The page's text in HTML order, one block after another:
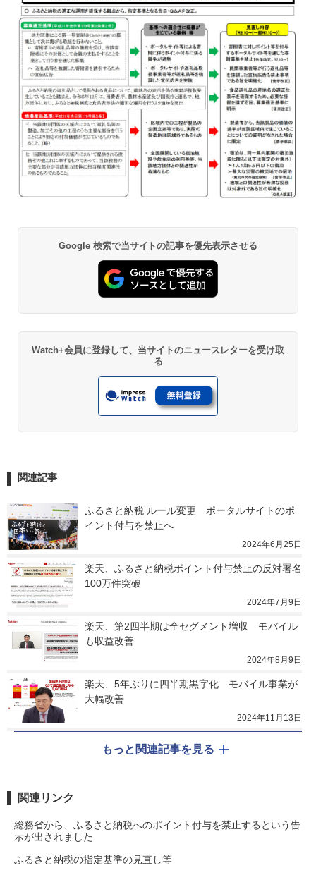
Google 検索で当サイトの記事を優先表示させる
Watch+会員に登録して、当サイトのニュースレターを受け取
る
関連記事
ふるさと納税 ルール変更　ポータルサイトのポ
イント付与を禁止へ
2024年6月25日
楽天、ふるさと納税ポイント付与禁止の反対署名
100万件突破
2024年7月9日
楽天、第2四半期は全セグメント増収　モバイル
も収益改善
2024年8月9日
楽天、5年ぶりに四半期黒字化　モバイル事業が
大幅改善
2024年11月13日
もっと関連記事を見る
関連リンク
総務省から、ふるさと納税へのポイント付与を禁止するという告
示が出されました
ふるさと納税の指定基準の見直し等